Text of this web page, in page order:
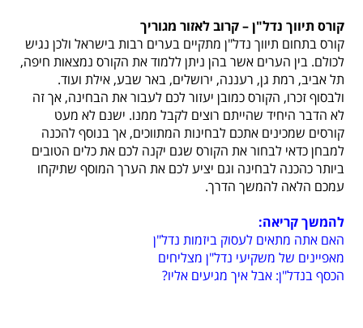
קורס תיווך נדל"ן – קרוב לאזור מגוריך
קורס בתחום תיווך נדל"ן מתקיים בערים רבות בישראל ולכן נגיש
לכולם. בין הערים אשר בהן ניתן ללמוד את הקורס נמצאות חיפה,
תל אביב, רמת גן, רעננה, ירושלים, באר שבע, אילת ועוד.
ולבסוף זכרו, הקורס כמובן יעזור לכם לעבור את הבחינה, אך זה
לא הדבר היחיד שהייתם רוצים לקבל ממנו. ישנם לא מעט
קורסים שמכינים אתכם לבחינות המתווכים, אך בנוסף להכנה
למבחן כדאי לבחור את הקורס שגם יקנה לכם את כלים הטובים
ביותר כהכנה לבחינה וגם יציע לכם את הערך המוסף שתיקחו
עמכם הלאה להמשך הדרך.
להמשך קריאה:
האם אתה מתאים לעסוק ביזמות נדל"ן
מאפיינים של משקיעי נדל"ן מצליחים
הכסף בנדל"ן: אבל איך מגיעים אליו?